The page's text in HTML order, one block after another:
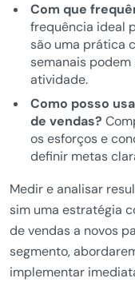
Com que
frequência ideal
são uma prática
semanais
atividade.
Como posso
de vendas?
os esforços e
definir metas
Medir e analisar
sim uma estratégia
de vendas a novos
segmento,
implementar